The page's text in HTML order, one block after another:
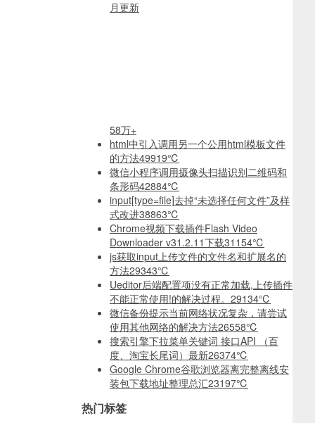
月更新
58万+
html中引入调用另一个公用html模板文件
的方法49919℃
微信小程序调用摄像头扫描识别二维码和
条形码42884℃
input[type=file]去掉“未选择任何文件”及样
式改进38863℃
Chrome视频下载插件Flash Video
Downloader v31.2.11下载31154℃
js获取input上传文件的文件名和扩展名的
方法29343℃
Ueditor后端配置项没有正常加载,上传插件
不能正常使用!的解决过程。 29134℃
微信备份提示当前网络状况复杂，请尝试
使用其他网络的解决方法26558℃
搜索引擎下拉菜单关键词 接口API （百
度、淘宝长尾词）最新26374℃
Google Chrome谷歌浏览器离完整离线安
装包下载地址整理总汇23197℃
热门标签